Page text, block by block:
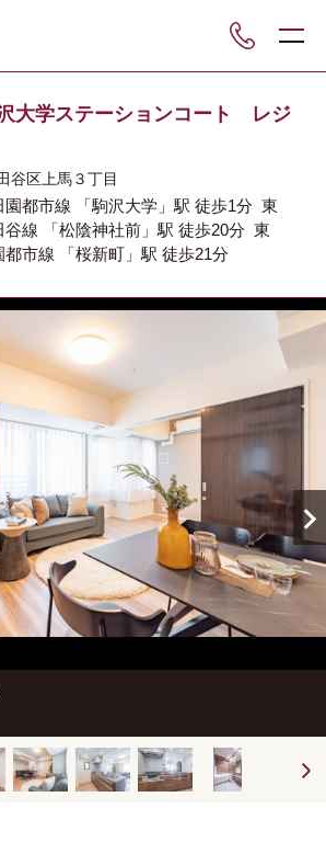
大学ステーションコート レジ
谷区 上馬３丁目
園都市線 「駒沢大学」駅 徒歩1分 東
谷線
「松陰神社前」駅 徒歩20分 東
都市線
「桜新町」駅 徒歩21分